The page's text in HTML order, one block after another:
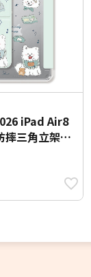
iPad Air8
摔三角立架皮